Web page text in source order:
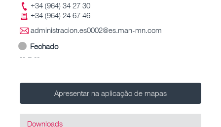
+34 (964) 34 27 30
+34 (964) 24 67 46
administracion.es0002@es.man-mn.com
Fechado
-- – --
Apresentar na aplicação de mapas
Downloads